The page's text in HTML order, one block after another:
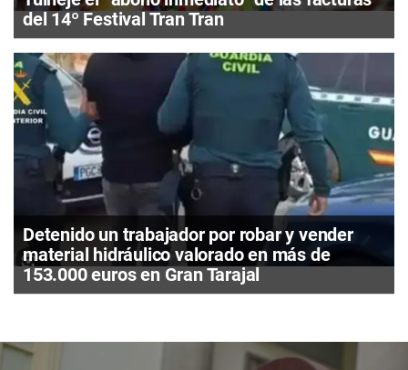
del 14º Festival Tran Tran
Detenido un trabajador por robar y vender
material hidráulico valorado en más de
153.000 euros en Gran Tarajal